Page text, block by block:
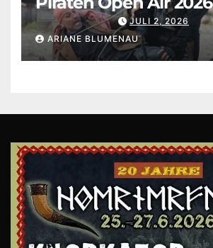
JULI 2, 2026
ARIANE BLUMENAU